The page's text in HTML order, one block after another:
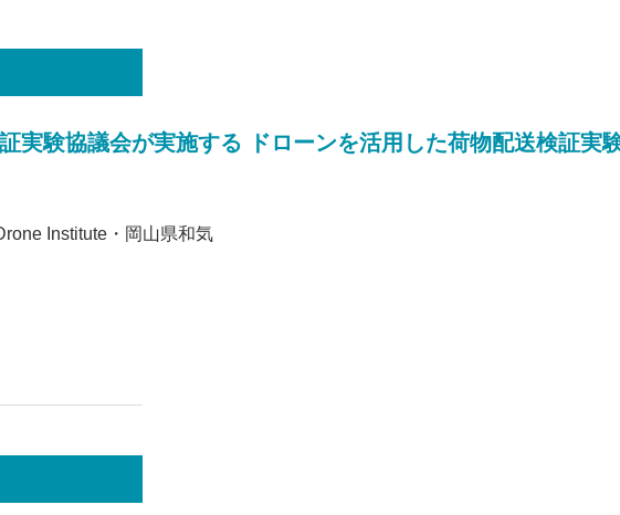
実験協議会が実施する ドローンを活用した荷物配送検証実
Institute・岡山県和気